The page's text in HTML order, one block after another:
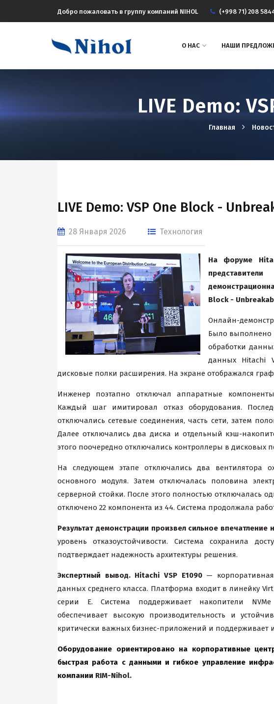
Добро пожаловать в группу компаний NIHOL (+998 71) 208
О НАС НАШИ
LIVE Demo:
Главная
LIVE Demo: VSP One Block -
28 Января 2026 Технология
На форуме
представители
Block -
Онлайн-
Было выполнено
обработки
данных Hitachi
дисковые полки расширения. На экране отображался
Инженер поэтапно отключал аппаратные
Каждый шаг имитировал отказ оборудования.
отключались сетевые соединения, часть сети, затем
Далее отключались два диска и отдельный кэш-
этого поочередно отключались контроллеры в дисковых
На следующем этапе отключались два вентилятора
основного модуля. Затем отключалась половина
серверной стойки. После этого полностью отключалась
отключено 22 компонента из 44. Система продолжала
Результат демонстрации произвел сильное впечатление
уровень отказоустойчивости. Система сохранила
подтверждает надежность архитектуры решения.
Экспертный вывод. Hitachi VSP E1090— корпоративная
данных среднего класса. Платформа входит в линейку
серии E. Система поддерживает накопители
обеспечивает высокую производительность и
критически важных бизнес-приложений и поддерживает
Оборудование ориентировано на корпоративные
быстрая работа с данными и гибкое управление
компании RIM-Nihol.